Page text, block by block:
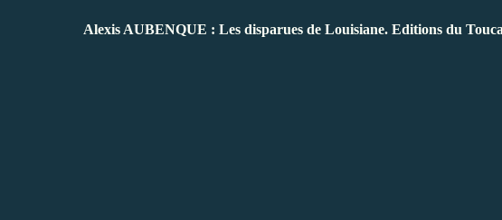
Alexis AUBENQUE : Les disparues de Louisiane. Editions du